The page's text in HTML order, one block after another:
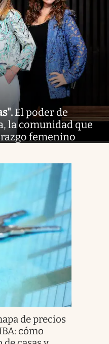
. El poder de
la comunidad que
femenino
de precios
cómo